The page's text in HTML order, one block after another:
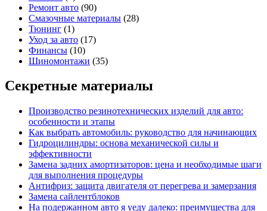
Ремонт авто (90)
Смазочные материалы (28)
Тюнинг (1)
Уход за авто (17)
Финансы (10)
Шиномонтажи (35)
Секретные материалы
Производство резинотехнических изделий для авто:
особенности и этапы
Как выбрать автомобиль: руководство для начинающих
Гидроцилиндры: основа механической силы и
эффективности
Замена задних амортизаторов: цена и необходимые шаги
для выполнения процедуры
Антифриз: защита двигателя от перегрева и замерзания
Замена сайлентблоков
На подержанном авто я уеду далеко: преимущества для